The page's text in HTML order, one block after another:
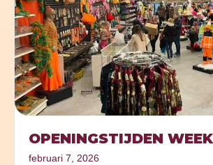
OPENINGSTIJDEN
februari 7, 2026